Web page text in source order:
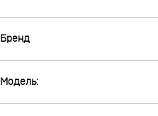
Бренд
Модель: